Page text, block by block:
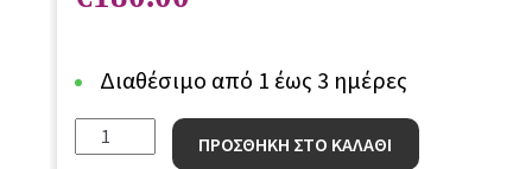
Διαθέσιμο από 1 έως 3 ημέρες
Ψάθα
Manor
ΠΡΟΣΘΗΚΗ ΣΤΟ ΚΑΛΑΘΙ